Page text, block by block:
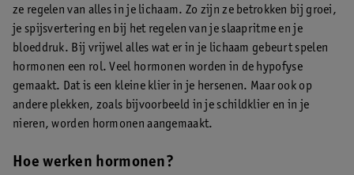
ze regelen van alles in je lichaam. Zo zijn ze betrokken bij groei,
je spijsvertering en bij het regelen van je slaapritme en je
bloeddruk. Bij vrijwel alles wat er in je lichaam gebeurt spelen
hormonen een rol. Veel hormonen worden in de hypofyse
gemaakt. Dat is een kleine klier in je hersenen. Maar ook op
andere plekken, zoals bijvoorbeeld in je schildklier en in je
nieren, worden hormonen aangemaakt.
Hoe werken hormonen?